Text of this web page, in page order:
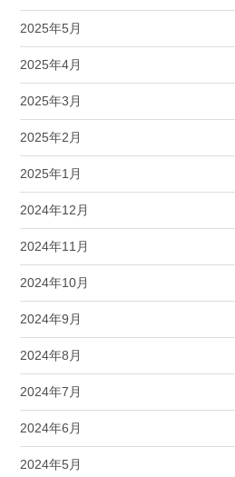
2025年5月
2025年4月
2025年3月
2025年2月
2025年1月
2024年12月
2024年11月
2024年10月
2024年9月
2024年8月
2024年7月
2024年6月
2024年5月